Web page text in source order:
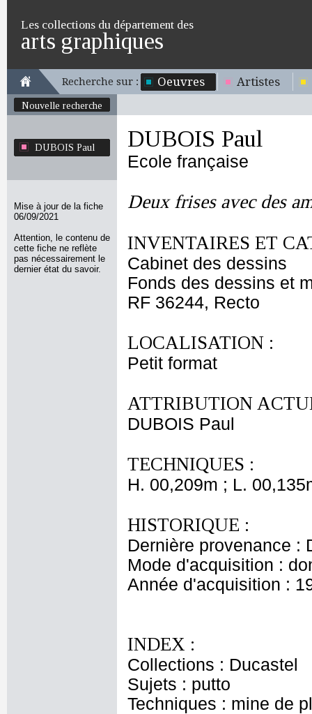
Les collections du département des
arts graphiques
Recherche sur : Oeuvres Artistes
Nouvelle recherche
DUBOIS Paul
Mise à jour de la fiche
06/09/2021
Attention, le contenu de
cette fiche ne reflète
pas nécessairement le
dernier état du savoir.
DUBOIS Paul
Ecole française
Deux frises avec des
INVENTAIRES ET
Cabinet des dessins
Fonds des dessins et
RF 36244, Recto
LOCALISATION :
Petit format
ATTRIBUTION
DUBOIS Paul
TECHNIQUES :
H. 00,209m ; L.
HISTORIQUE :
Dernière provenance :
Mode d'acquisition :
Année d'acquisition :
INDEX :
Collections : Ducastel
Sujets : putto
Techniques : mine de